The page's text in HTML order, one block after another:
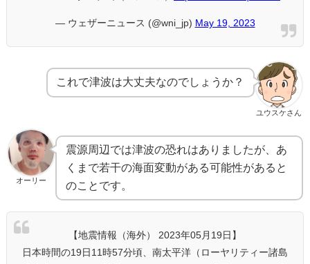
— ウェザーニュース (@wni_jp) May 19, 2023
ユウスケさん
これで津波は大丈夫なのでしょうか？
オーリー
震源周辺では津波の恐れはありましたが、あ
くまで若干の海面変動がある可能性があると
のことです。
【地震情報（海外） 2023年05月19日】
日本時間の19日11時57分頃、南太平洋（ローヤリティー諸島